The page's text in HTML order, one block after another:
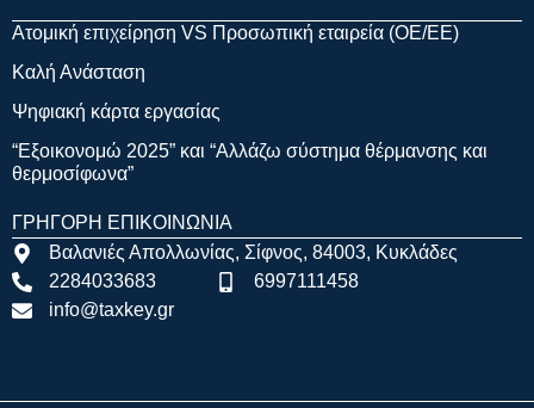
Ατομική επιχείρηση VS Προσωπική εταιρεία (OE/EE)
Καλή Ανάσταση
Ψηφιακή κάρτα εργασίας
“Εξοικονομώ 2025” και “Αλλάζω σύστημα θέρμανσης και
θερμοσίφωνα”
ΓΡΗΓΟΡΗ ΕΠΙΚΟΙΝΩΝΙΑ
Βαλανιές Απολλωνίας, Σίφνος, 84003, Κυκλάδες
2284033683
6997111458
info@taxkey.gr